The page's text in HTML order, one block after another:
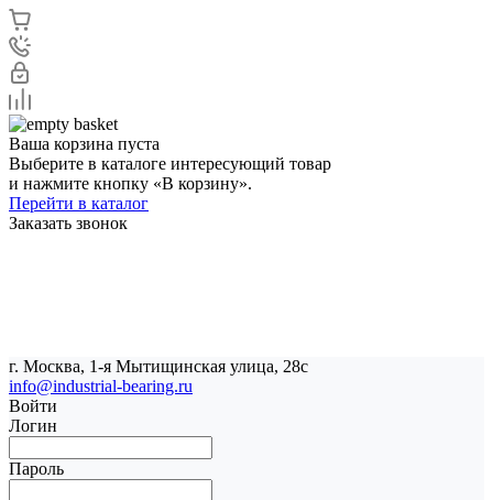
Ваша корзина пуста
Выберите в каталоге интересующий товар
и нажмите кнопку «В корзину».
Перейти в каталог
Заказать звонок
г. Москва, 1-я Мытищинская улица, 28с
info@industrial-bearing.ru
Войти
Логин
Пароль